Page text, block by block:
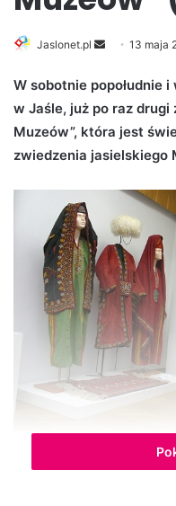
Jaslonet.pl
n
d
a
n
13 maja
W sobotnie popołudnie
w Jaśle, już po raz drugi
Muzeów”, która jest
zwiedzenia jasielskiego
Wystawa pt.